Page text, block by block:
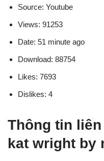
Source: Youtube
Views: 91253
Date: 51 minute ago
Download: 88754
Likes: 7693
Dislikes: 4
Thông tin
kat wright by